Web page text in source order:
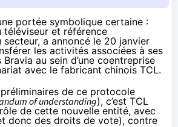
portée symbolique certaine :
téléviseur et référence
secteur, a annoncé le 20 janvier
les activités associées à ses
Bravia au sein d’une coentreprise
avec le fabricant chinois TCL.
de ce protocole
of understanding), c’est TCL
de cette nouvelle entité, avec
donc des droits de vote), contre